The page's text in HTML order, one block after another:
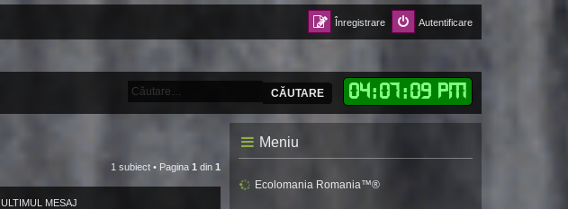
Autentificare
Înregistrare
04:07:10 PM
CĂUTARE
1 subiect • Pagina 1 din 1
ULTIMUL MESAJ
Meniu
Ecolomania Romania™®